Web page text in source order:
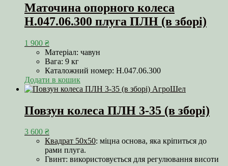
Маточина опорного колеса
Н.047.06.300 плуга ПЛН (в зборі)
1 900 ₴
Матеріал: чавун
Вага: 9 кг
Каталожний номер: Н.047.06.300
Додати в кошик
Повзун колеса ПЛН 3-35 (в зборі)
3 600 ₴
Квадрат 50х50: міцна основа, яка кріпиться до
рами плуга.
Гвинт: використовується для регулювання висоти